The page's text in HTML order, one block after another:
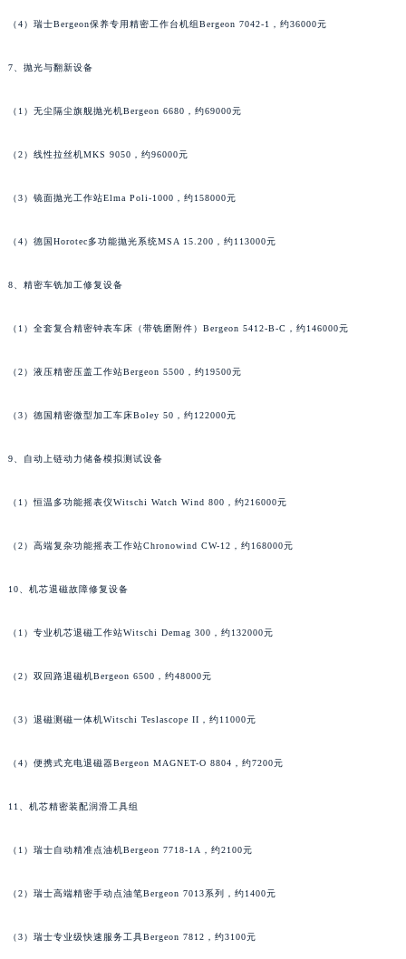
（4）瑞士Bergeon保养专用精密工作台机组Bergeon 7042-1，约36000元
7、抛光与翻新设备
（1）无尘隔尘旗舰抛光机Bergeon 6680，约69000元
（2）线性拉丝机MKS 9050，约96000元
（3）镜面抛光工作站Elma Poli-1000，约158000元
（4）德国Horotec多功能抛光系统MSA 15.200，约113000元
8、精密车铣加工修复设备
（1）全套复合精密钟表车床（带铣磨附件）Bergeon 5412-B-C，约146000元
（2）液压精密压盖工作站Bergeon 5500，约19500元
（3）德国精密微型加工车床Boley 50，约122000元
9、自动上链动力储备模拟测试设备
（1）恒温多功能摇表仪Witschi Watch Wind 800，约216000元
（2）高端复杂功能摇表工作站Chronowind CW-12，约168000元
10、机芯退磁故障修复设备
（1）专业机芯退磁工作站Witschi Demag 300，约132000元
（2）双回路退磁机Bergeon 6500，约48000元
（3）退磁测磁一体机Witschi Teslascope II，约11000元
（4）便携式充电退磁器Bergeon MAGNET-O 8804，约7200元
11、机芯精密装配润滑工具组
（1）瑞士自动精准点油机Bergeon 7718-1A，约2100元
（2）瑞士高端精密手动点油笔Bergeon 7013系列，约1400元
（3）瑞士专业级快速服务工具Bergeon 7812，约3100元